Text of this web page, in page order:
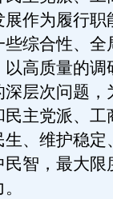
作为履行职
综合性、全
高质量的调
层次问题，
主党派、工
、维护稳定
智，最大限